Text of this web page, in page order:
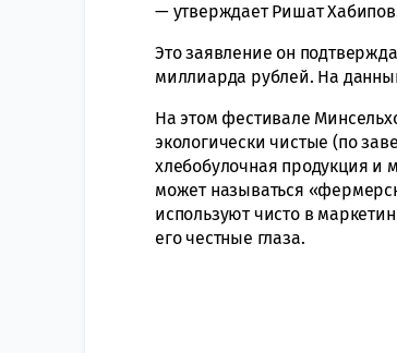
— утверждает Ришат
Это заявление он
миллиарда рублей. На
На этом фестивале
экологически чистые (по
хлебобулочная продукция и
может называться
используют чисто в
его честные глаза.